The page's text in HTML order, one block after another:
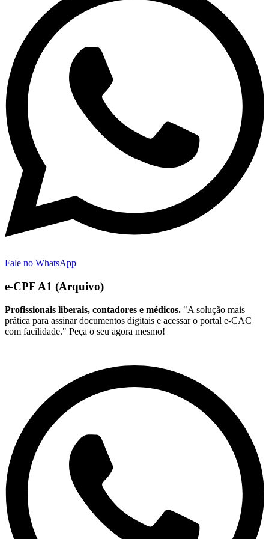
Fale no WhatsApp
e-CPF A1 (Arquivo)
Profissionais liberais, contadores e médicos. "A solução mais
prática para assinar documentos digitais e acessar o portal e-CAC
com facilidade." Peça o seu agora mesmo!